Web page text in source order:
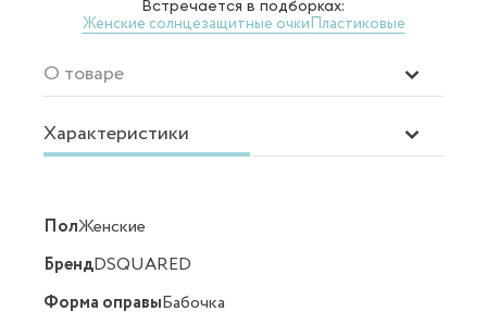
Встречается в подборках:
Женские солнцезащитные очкиПластиковые
О товаре
Характеристики
ПолЖенские
БрендDSQUARED
Форма оправыБабочка